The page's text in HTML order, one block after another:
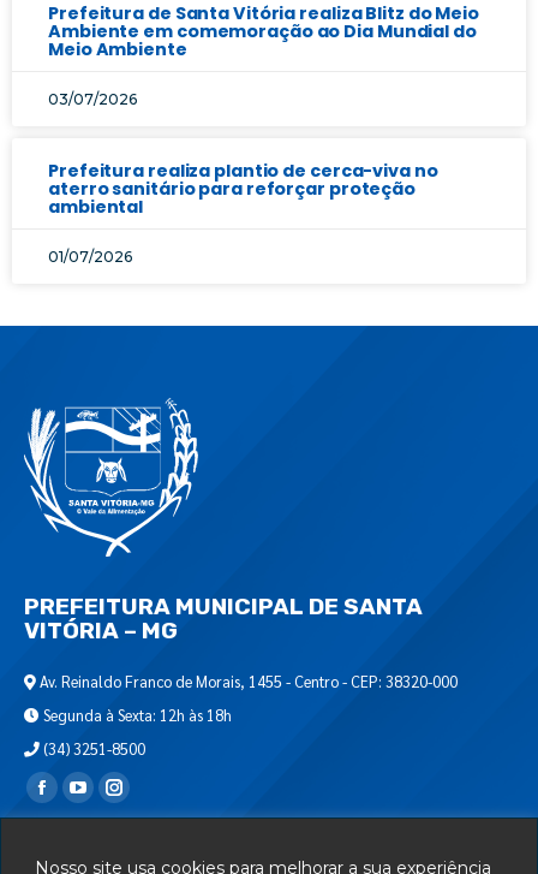
Nosso site usa cookies para melhorar a sua experiência
Prefeitura de Santa Vitória realiza Blitz do Meio
Ambiente em comemoração ao Dia Mundial do
Meio Ambiente
03/07/2026
Prefeitura realiza plantio de cerca-viva no
aterro sanitário para reforçar proteção
ambiental
01/07/2026
PREFEITURA MUNICIPAL DE SANTA
VITÓRIA – MG
Av. Reinaldo Franco de Morais, 1455 - Centro - CEP: 38320-000
Segunda à Sexta: 12h às 18h
(34) 3251-8500
Encontre-nos em: